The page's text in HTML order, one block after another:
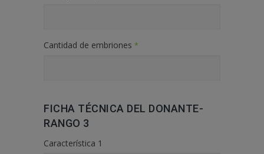
Cantidad de embriones *
FICHA TÉCNICA DEL DONANTE-
RANGO 3
Característica 1